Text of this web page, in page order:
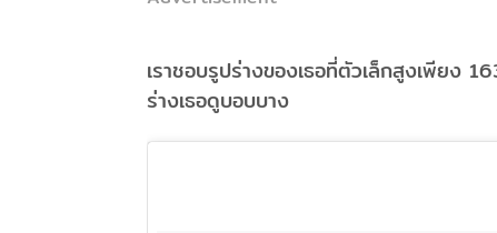
เราชอบรูปร่างของเธอที่ตัวเล็กสูงเพียง
ร่างเธอดูบอบบาง